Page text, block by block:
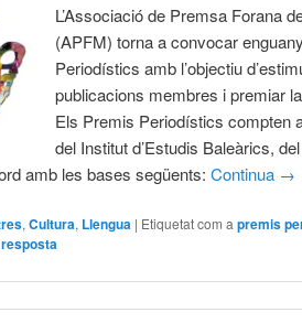
L’Associació de Premsa Forana
(APFM) torna a convocar
Periodístics amb l’objectiu
publicacions membres i premiar
Els Premis Periodístics compten
del Institut d’Estudis Baleàrics,
amb les bases següents:Continua →
,Cultura, Llengua | Etiquetat com a premis